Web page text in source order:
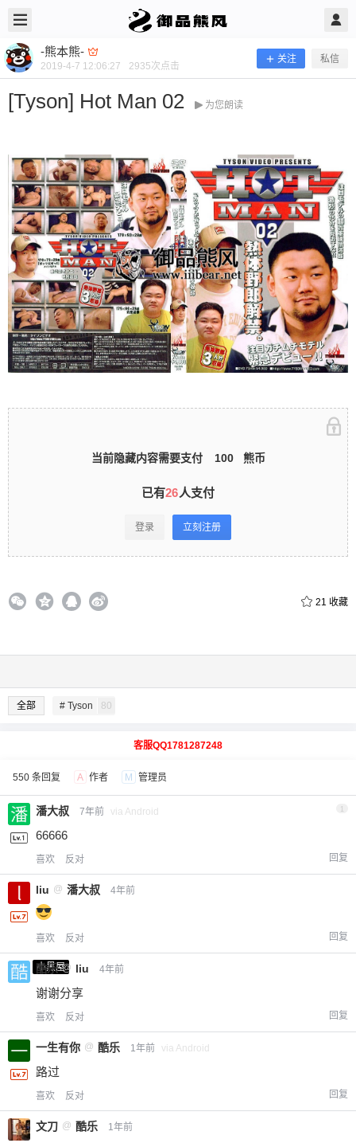
-熊本熊-
2019-4-7 12:06:27 2935次点击
关注 私信
[Tyson] Hot Man 02 为您朗读
当前隐藏内容需要支付 100 熊币
已有26人支付
登录 立刻注册
21 收藏
全部 # Tyson 80
-熊本熊- @ 御品熊风 2019/4/07
[Tyson] Hot Man 02
当前隐藏内容需要支付100熊币 已有26人支付 登录
立刻注册 0 收藏
客服QQ1781287248
550 条回复 A 作者 M 管理员
潘大叔 7年前 via Android 1
66666
喜欢 反对 回复
liu @ 潘大叔 4年前
喜欢 反对 回复
小黑屋
酷乐 @ liu 4年前
谢谢分享
喜欢 反对 回复
一生有你 @ 酷乐 1年前 via Android
路过
喜欢 反对 回复
文刀 @ 酷乐 1年前